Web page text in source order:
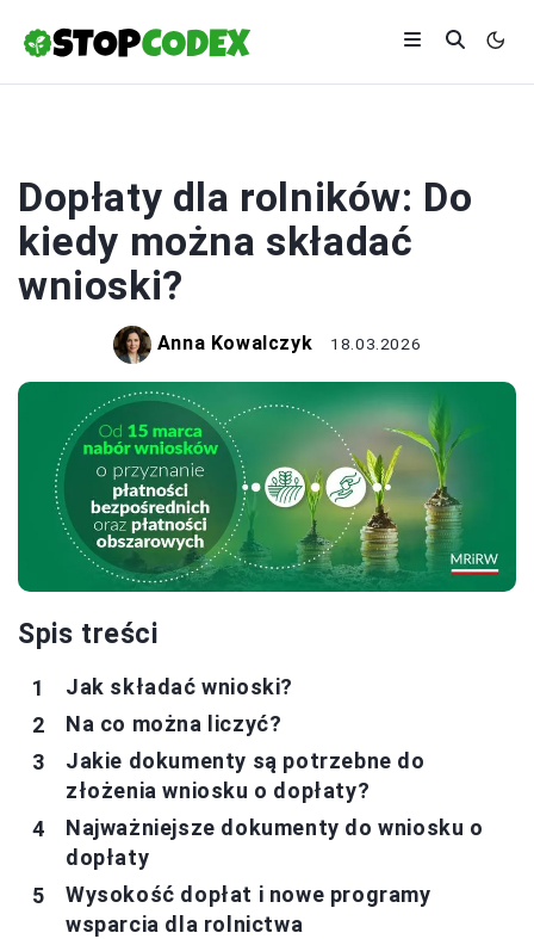
Dopłaty dla rolników: Do
kiedy można składać
wnioski?
Anna Kowalczyk 18.03.2026
Spis treści
Jak składać wnioski?
Na co można liczyć?
Jakie dokumenty są potrzebne do
złożenia wniosku o dopłaty?
Najważniejsze dokumenty do wniosku o
dopłaty
Wysokość dopłat i nowe programy
wsparcia dla rolnictwa